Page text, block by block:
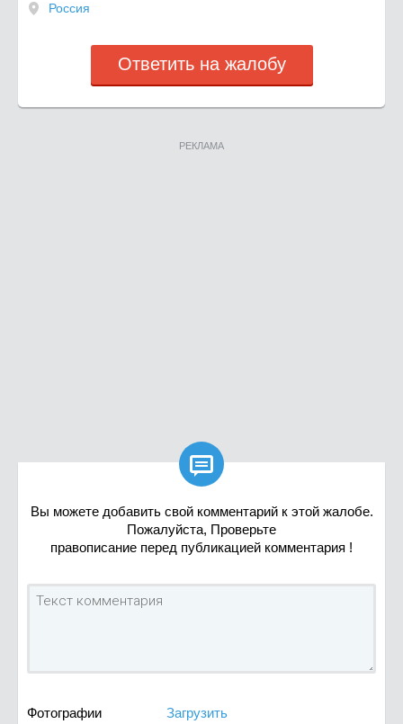
Россия
Ответить на жалобу
РЕКЛАМА

Вы можете добавить свой комментарий к этой жалобе.
Пожалуйста, Проверьте
правописание перед публикацией комментария !
Фотографии Загрузить